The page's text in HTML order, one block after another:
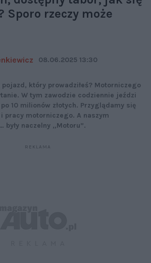
Sporo rzeczy może
08.06.2025 13:30
który prowadziłeś? Motorniczego
W tym zawodzie codziennie jeździ
10 milionów złotych. Przyglądamy się
pracy motorniczego. A naszym
naczelny „Motoru”.